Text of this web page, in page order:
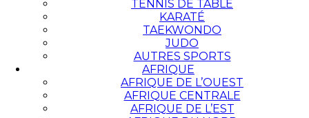
TENNIS DE TABLE
KARATÉ
TAEKWONDO
JUDO
AUTRES SPORTS
AFRIQUE
AFRIQUE DE L’OUEST
AFRIQUE CENTRALE
AFRIQUE DE L’EST